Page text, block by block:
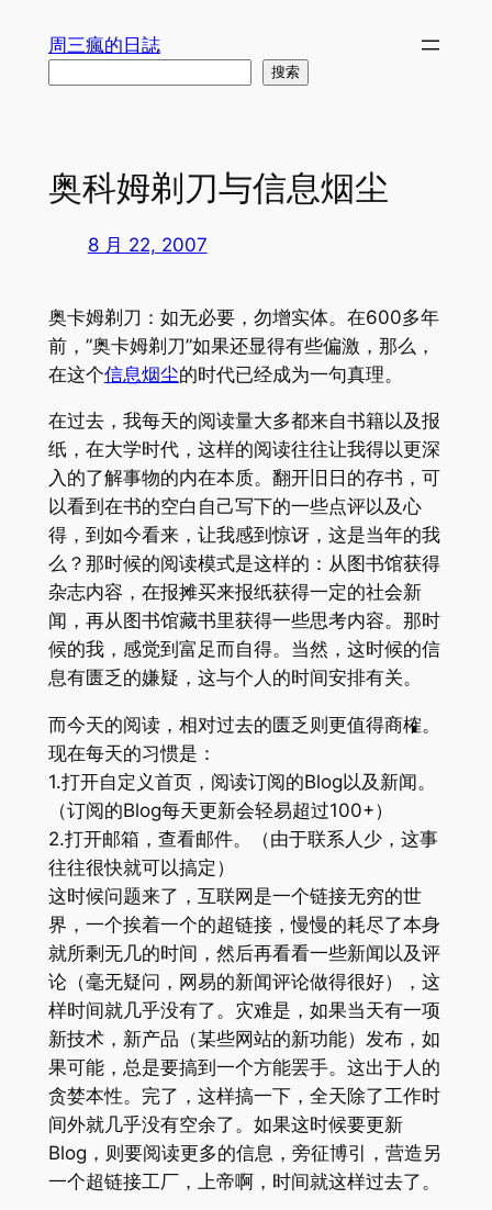
周三瘋的日誌
搜索
奥科姆剃刀与信息烟尘
8 月 22, 2007
奥卡姆剃刀：如无必要，勿增实体。在600多年
前，”奥卡姆剃刀”如果还显得有些偏激，那么，
在这个信息烟尘的时代已经成为一句真理。
在过去，我每天的阅读量大多都来自书籍以及报
纸，在大学时代，这样的阅读往往让我得以更深
入的了解事物的内在本质。翻开旧日的存书，可
以看到在书的空白自己写下的一些点评以及心
得，到如今看来，让我感到惊讶，这是当年的我
么？那时候的阅读模式是这样的：从图书馆获得
杂志内容，在报摊买来报纸获得一定的社会新
闻，再从图书馆藏书里获得一些思考内容。那时
候的我，感觉到富足而自得。当然，这时候的信
息有匮乏的嫌疑，这与个人的时间安排有关。
而今天的阅读，相对过去的匮乏则更值得商榷。
现在每天的习惯是：
1.打开自定义首页，阅读订阅的Blog以及新闻。
（订阅的Blog每天更新会轻易超过100+）
2.打开邮箱，查看邮件。（由于联系人少，这事
往往很快就可以搞定）
这时候问题来了，互联网是一个链接无穷的世
界，一个挨着一个的超链接，慢慢的耗尽了本身
就所剩无几的时间，然后再看看一些新闻以及评
论（毫无疑问，网易的新闻评论做得很好），这
样时间就几乎没有了。灾难是，如果当天有一项
新技术，新产品（某些网站的新功能）发布，如
果可能，总是要搞到一个方能罢手。这出于人的
贪婪本性。完了，这样搞一下，全天除了工作时
间外就几乎没有空余了。如果这时候要更新
Blog，则要阅读更多的信息，旁征博引，营造另
一个超链接工厂，上帝啊，时间就这样过去了。